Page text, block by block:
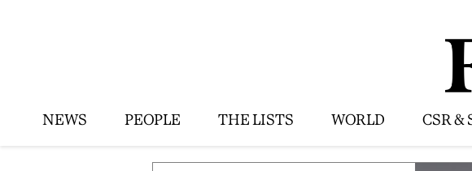
NEWS PEOPLE THE LISTS WORLD CSR &